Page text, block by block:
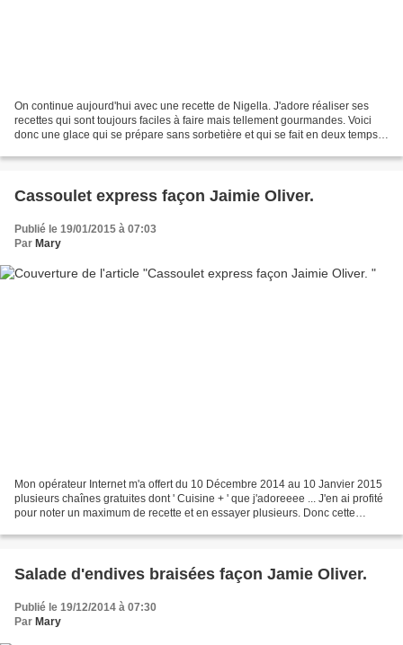
On continue aujourd'hui avec une recette de Nigella. J'adore réaliser ses
recettes qui sont toujours faciles à faire mais tellement gourmandes. Voici
donc une glace qui se prépare sans sorbetière et qui se fait en deux temps
Cassoulet express façon Jaimie Oliver.
Publié le 19/01/2015 à 07:03
Par Mary
Mon opérateur Internet m'a offert du 10 Décembre 2014 au 10 Janvier 2015
plusieurs chaînes gratuites dont ' Cuisine + ' que j'adoreeee ... J'en ai profité
pour noter un maximum de recette et en essayer plusieurs. Donc cette
Salade d'endives braisées façon Jamie Oliver.
Publié le 19/12/2014 à 07:30
Par Mary